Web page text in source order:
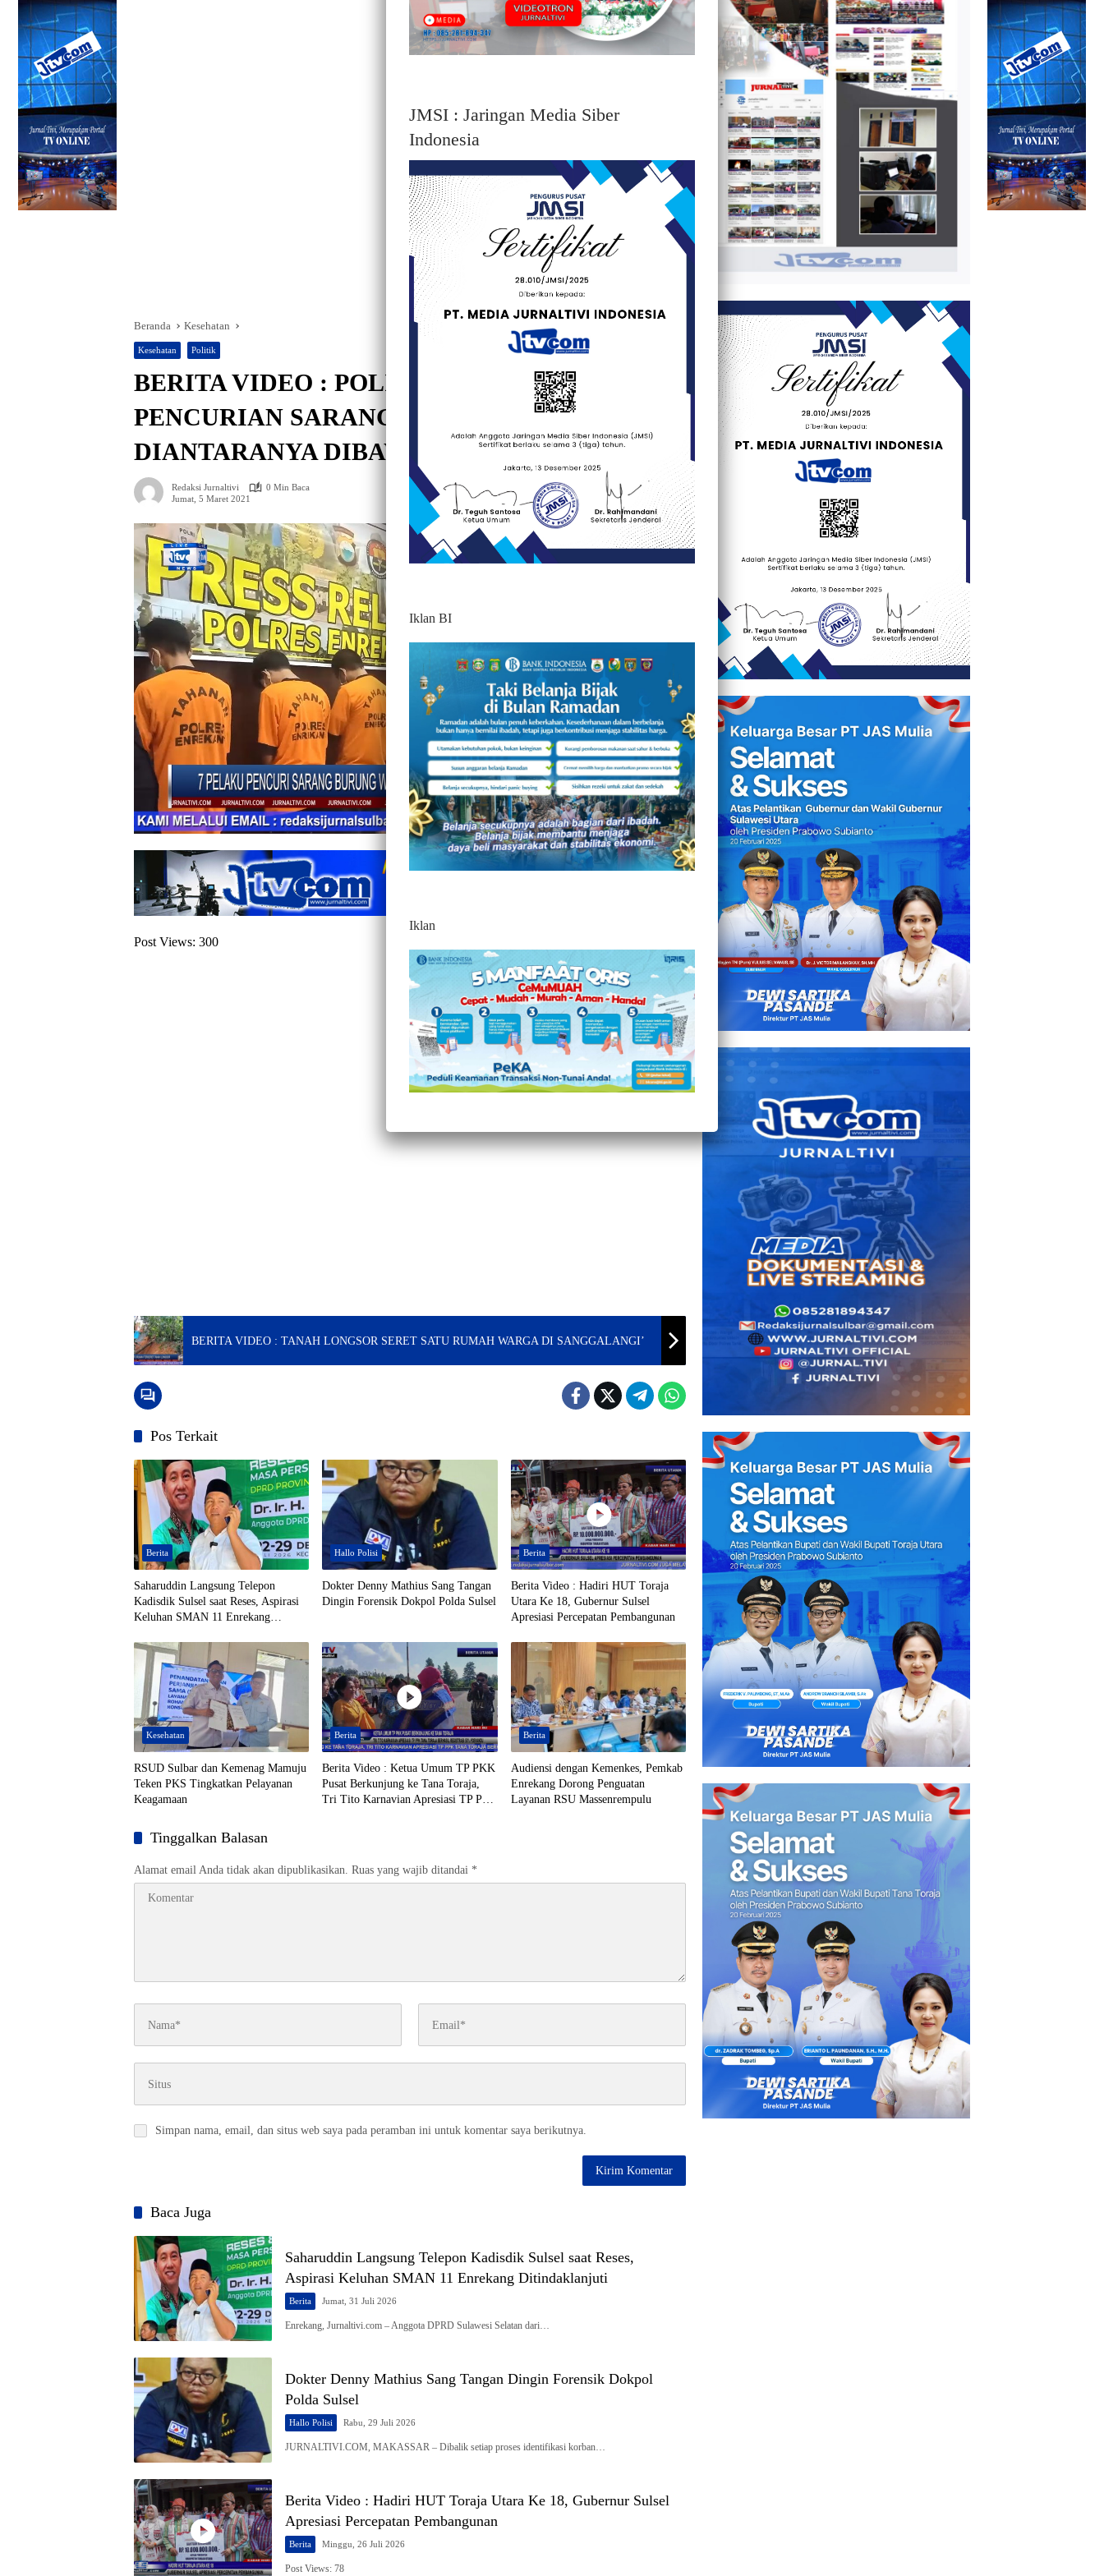
Beranda Kesehatan
Kesehatan Politik
BERITA VIDEO : POLISI RINGKUS 7 PELAKU
PENCURIAN SARANG BURUNG WALET, 1
DIANTARANYA DIBAWAH UMUR
Redaksi Jurnaltivi
0 Min Baca
Jumat, 5 Maret 2021
Post Views: 300
BERITA VIDEO : TANAH LONGSOR SERET SATU RUMAH WARGA DI SANGGALANGI’
Pos Terkait
Berita
Saharuddin Langsung Telepon
Kadisdik Sulsel saat Reses, Aspirasi
Keluhan SMAN 11 Enrekang
Hallo Polisi
Dokter Denny Mathius Sang Tangan
Dingin Forensik Dokpol Polda Sulsel
Berita
Berita Video : Hadiri HUT Toraja
Utara Ke 18, Gubernur Sulsel
Apresiasi Percepatan Pembangunan
Kesehatan
RSUD Sulbar dan Kemenag Mamuju
Teken PKS Tingkatkan Pelayanan
Keagamaan
Berita
Berita Video : Ketua Umum TP PKK
Pusat Berkunjung ke Tana Toraja,
Tri Tito Karnavian Apresiasi TP PPK
Berita
Audiensi dengan Kemenkes, Pemkab
Enrekang Dorong Penguatan
Layanan RSU Massenrempulu
Tinggalkan Balasan
Alamat email Anda tidak akan dipublikasikan. Ruas yang wajib ditandai *
Simpan nama, email, dan situs web saya pada peramban ini untuk komentar saya berikutnya.
Baca Juga
Saharuddin Langsung Telepon Kadisdik Sulsel saat Reses,
Aspirasi Keluhan SMAN 11 Enrekang Ditindaklanjuti
Berita Jumat, 31 Juli 2026
Enrekang, Jurnaltivi.com – Anggota DPRD Sulawesi Selatan dari…
Dokter Denny Mathius Sang Tangan Dingin Forensik Dokpol
Polda Sulsel
Hallo Polisi Rabu, 29 Juli 2026
JURNALTIVI.COM, MAKASSAR – Dibalik setiap proses identifikasi korban…
Berita Video : Hadiri HUT Toraja Utara Ke 18, Gubernur Sulsel
Apresiasi Percepatan Pembangunan
Berita Minggu, 26 Juli 2026
Post Views: 78
JMSI : Jaringan Media Siber
Indonesia
Iklan BI
Iklan